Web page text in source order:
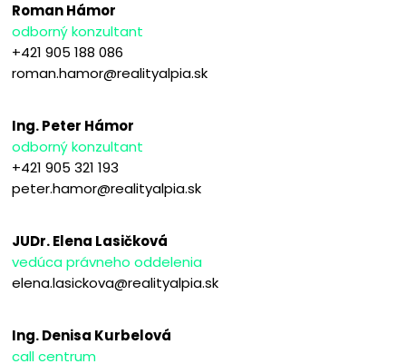
Roman Hámor
odborný konzultant
+421 905 188 086
roman.hamor@realityalpia.sk
Ing. Peter Hámor
odborný konzultant
+421 905 321 193
peter.hamor@realityalpia.sk
JUDr. Elena Lasičková
vedúca právneho oddelenia
elena.lasickova@realityalpia.sk
Ing. Denisa Kurbelová
call centrum